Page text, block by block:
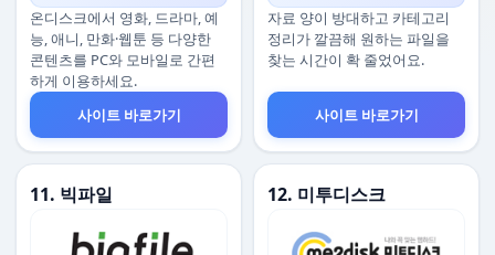
온디스크에서 영화, 드라마, 예
능, 애니, 만화·웹툰 등 다양한
콘텐츠를 PC와 모바일로 간편
하게 이용하세요.
사이트 바로가기
자료 양이 방대하고 카테고리
정리가 깔끔해 원하는 파일을
찾는 시간이 확 줄었어요.
사이트 바로가기
11. 빅파일 12. 미투디스크